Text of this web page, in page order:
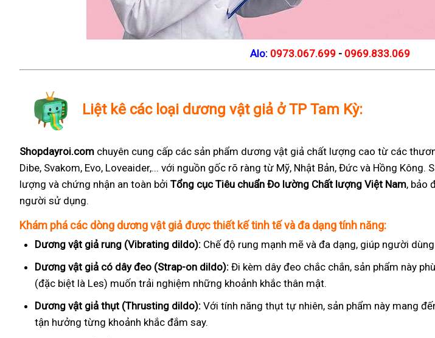
Alo: 0973.067.699 - 0969.833.069
Liệt kê các loại dương vật giả ở TP Tam Kỳ:
Shopdayroi.com chuyên cung cấp các sản phẩm dương vật giả chất lượng cao từ các
Dibe, Svakom, Evo, Loveaider,... với nguồn gốc rõ ràng từ Mỹ, Nhật Bản, Đức và Hồng
lượng và chứng nhận an toàn bởi Tổng cục Tiêu chuẩn Đo lường Chất lượng Việt Nam, bảo
người sử dụng.
Khám phá các dòng dương vật giả được thiết kế tinh tế và đa dạng tính năng:
Dương vật giả rung (Vibrating dildo): Chế độ rung mạnh mẽ và đa dạng, giúp người
Dương vật giả có dây đeo (Strap-on dildo): Đi kèm dây đeo chắc chắn, sản phẩm này
(đặc biệt là Les) muốn trải nghiệm những khoảnh khắc thân mật.
Dương vật giả thụt (Thrusting dildo): Với tính năng thụt tự nhiên, sản phẩm này mang
tận hưởng từng khoảnh khắc đắm say.